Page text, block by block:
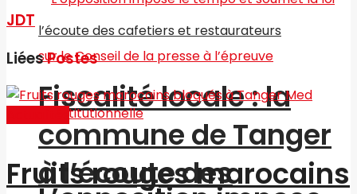
Fiscalité locale : la
commune de Tanger
à l’écoute des
JDT
LiéesPostes
Fruits rouges marocains